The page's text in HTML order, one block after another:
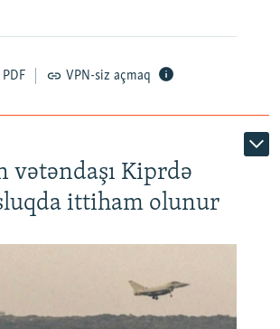
PDF VPN-siz açmaq
vətəndaşı Kiprdə
ittiham olunur